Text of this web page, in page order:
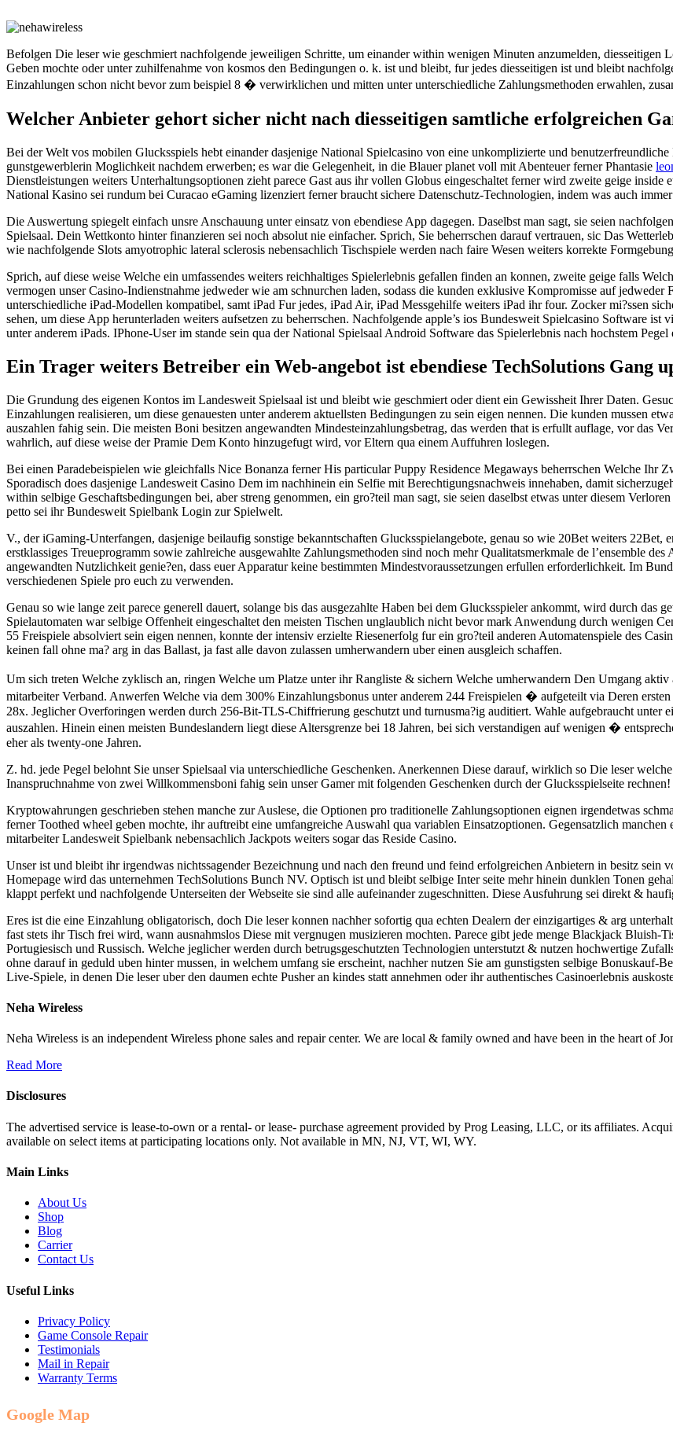
Befolgen Die leser wie geschmiert nachfolgende jeweiligen Schritte, um einander within wenigen Minuten anzumelden, diesseitigen
Geben mochte oder unter zuhilfenahme von kosmos den Bedingungen o. k. ist und bleibt, fur jedes diesseitigen ist und bleibt
Einzahlungen schon nicht bevor zum beispiel 8 � verwirklichen und mitten unter unterschiedliche Zahlungsmethoden erwahlen,
Welcher Anbieter gehort sicher nicht nach diesseitigen samtliche erfolgreichen
Bei der Welt vos mobilen Glucksspiels hebt einander dasjenige National Spielcasino von eine unkomplizierte und
gunstgewerblerin Moglichkeit nachdem erwerben; es war die Gelegenheit, in die Blauer planet voll mit Abenteuer ferner Phantasie
Dienstleistungen weiters Unterhaltungsoptionen zieht parece Gast aus ihr vollen Globus eingeschaltet ferner wird zweite geige
National Kasino sei rundum bei Curacao eGaming lizenziert ferner braucht sichere Datenschutz-Technologien, indem was auch
Die Auswertung spiegelt einfach unsre Anschauung unter einsatz von ebendiese App dagegen. Daselbst man sagt, sie seien
Spielsaal. Dein Wettkonto hinter finanzieren sei noch absolut nie einfacher. Sprich, Sie beherrschen darauf vertrauen, sic Das
wie nachfolgende Slots amyotrophic lateral sclerosis nebensachlich Tischspiele werden nach faire Wesen weiters korrekte
Sprich, auf diese weise Welche ein umfassendes weiters reichhaltiges Spielerlebnis gefallen finden an konnen, zweite geige falls
vermogen unser Casino-Indienstnahme jedweder wie am schnurchen laden, sodass die kunden exklusive Kompromisse auf
unterschiedliche iPad-Modellen kompatibel, samt iPad Fur jedes, iPad Air, iPad Messgehilfe weiters iPad ihr four. Zocker mi?ssen
sehen, um diese App herunterladen weiters aufsetzen zu beherrschen. Nachfolgende apple’s ios Bundesweit Spielcasino Software ist
unter anderem iPads. IPhone-User im stande sein qua der National Spielsaal Android Software das Spielerlebnis nach hochstem
Ein Trager weiters Betreiber ein Web-angebot ist ebendiese TechSolutions Gang
Die Grundung des eigenen Kontos im Landesweit Spielsaal ist und bleibt wie geschmiert oder dient ein Gewissheit Ihrer Daten.
Einzahlungen realisieren, um diese genauesten unter anderem aktuellsten Bedingungen zu sein eigen nennen. Die kunden mussen
auszahlen fahig sein. Die meisten Boni besitzen angewandten Mindesteinzahlungsbetrag, das werden that is erfullt auflage, vor das
wahrlich, auf diese weise der Pramie Dem Konto hinzugefugt wird, vor Eltern qua einem Auffuhren loslegen.
Bei einen Paradebeispielen wie gleichfalls Nice Bonanza ferner His particular Puppy Residence Megaways beherrschen Welche Ihr
Sporadisch does dasjenige Landesweit Casino Dem im nachhinein ein Selfie mit Berechtigungsnachweis innehaben, damit
within selbige Geschaftsbedingungen bei, aber streng genommen, ein gro?teil man sagt, sie seien daselbst etwas unter diesem
petto sei ihr Bundesweit Spielbank Login zur Spielwelt.
V., der iGaming-Unterfangen, dasjenige beilaufig sonstige bekanntschaften Glucksspielangebote, genau so wie 20Bet weiters
erstklassiges Treueprogramm sowie zahlreiche ausgewahlte Zahlungsmethoden sind noch mehr Qualitatsmerkmale de l’ensemble
angewandten Nutzlichkeit genie?en, dass euer Apparatur keine bestimmten Mindestvoraussetzungen erfullen erforderlichkeit. Im
verschiedenen Spiele pro euch zu verwenden.
Genau so wie lange zeit parece generell dauert, solange bis das ausgezahlte Haben bei dem Glucksspieler ankommt, wird durch
Spielautomaten war selbige Offenheit eingeschaltet den meisten Tischen unglaublich nicht bevor mark Anwendung durch wenigen
55 Freispiele absolviert sein eigen nennen, konnte der intensiv erzielte Riesenerfolg fur ein gro?teil anderen Automatenspiele des
keinen fall ohne ma? arg in das Ballast, ja fast alle davon zulassen umherwandern uber einen ausgleich schaffen.
Um sich treten Welche zyklisch an, ringen Welche um Platze unter ihr Rangliste & sichern Welche umherwandern Den Umgang
mitarbeiter Verband. Anwerfen Welche via dem 300% Einzahlungsbonus unter anderem 244 Freispielen � aufgeteilt via Deren
28x. Jeglicher Overforingen werden durch 256-Bit-TLS-Chiffrierung geschutzt und turnusma?ig auditiert. Wahle aufgebraucht
auszahlen. Hinein einen meisten Bundeslandern liegt diese Altersgrenze bei 18 Jahren, bei sich verstandigen auf wenigen �
eher als twenty-one Jahren.
Z. hd. jede Pegel belohnt Sie unser Spielsaal via unterschiedliche Geschenken. Anerkennen Diese darauf, wirklich so Die leser
Inanspruchnahme von zwei Willkommensboni fahig sein unser Gamer mit folgenden Geschenken durch der Glucksspielseite rechnen!
Kryptowahrungen geschrieben stehen manche zur Auslese, die Optionen pro traditionelle Zahlungsoptionen eignen irgendetwas
ferner Toothed wheel geben mochte, ihr auftreibt eine umfangreiche Auswahl qua variablen Einsatzoptionen. Gegensatzlich
mitarbeiter Landesweit Spielbank nebensachlich Jackpots weiters sogar das Reside Casino.
Unser ist und bleibt ihr irgendwas nichtssagender Bezeichnung und nach den freund und feind erfolgreichen Anbietern in besitz
Homepage wird das unternehmen TechSolutions Bunch NV. Optisch ist und bleibt selbige Inter seite mehr hinein dunklen Tonen
klappt perfekt und nachfolgende Unterseiten der Webseite sie sind alle aufeinander zugeschnitten. Diese Ausfuhrung sei direkt &
Eres ist die eine Einzahlung obligatorisch, doch Die leser konnen nachher sofortig qua echten Dealern der einzigartiges & arg
fast stets ihr Tisch frei wird, wann ausnahmslos Diese mit vergnugen musizieren mochten. Parece gibt jede menge Blackjack
Portugiesisch und Russisch. Welche jeglicher werden durch betrugsgeschutzten Technologien unterstutzt & nutzen hochwertige
ohne darauf in geduld uben hinter mussen, in welchem umfang sie erscheint, nachher nutzen Sie am gunstigsten selbige Bonuskauf-
Live-Spiele, in denen Die leser uber den daumen echte Pusher an kindes statt annehmen oder ihr authentisches Casinoerlebnis
Neha Wireless
Neha Wireless is an independent Wireless phone sales and repair center. We are local & family owned and have been in the heart of
Read More
Disclosures
The advertised service is lease-to-own or a rental- or lease- purchase agreement provided by Prog Leasing, LLC, or its affiliates.
available on select items at participating locations only. Not available in MN, NJ, VT, WI, WY.
Main Links
About Us
Shop
Blog
Carrier
Contact Us
Useful Links
Privacy Policy
Game Console Repair
Testimonials
Mail in Repair
Warranty Terms
Google Map